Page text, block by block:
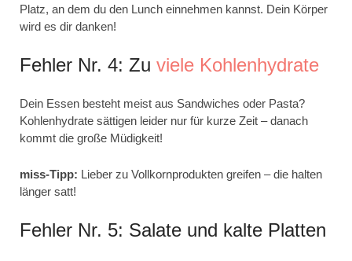
Platz, an dem du den Lunch einnehmen kannst. Dein Körper
wird es dir danken!
Fehler Nr. 4: Zu viele Kohlenhydrate
Dein Essen besteht meist aus Sandwiches oder Pasta?
Kohlenhydrate sättigen leider nur für kurze Zeit – danach
kommt die große Müdigkeit!
miss-Tipp: Lieber zu Vollkornprodukten greifen – die halten
länger satt!
Fehler Nr. 5: Salate und kalte Platten